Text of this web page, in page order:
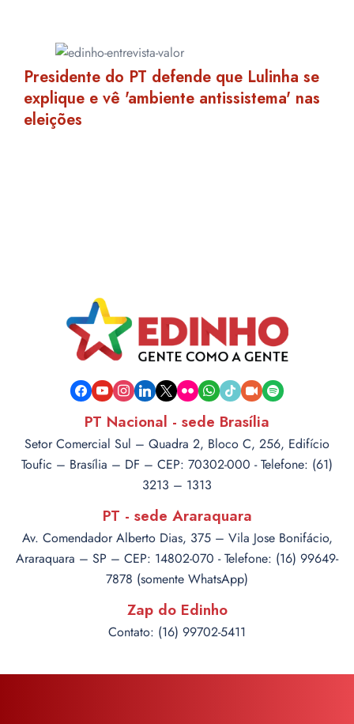
Presidente do PT defende que Lulinha se
explique e vê 'ambiente antissistema' nas
eleições
facebook
youtubeinstagram
linkedin
x flickrwhatsapp
tiktokvideo-spotify
PT Nacional - sede Brasília
Setor Comercial Sul – Quadra 2, Bloco C, 256, Edifício
Toufic – Brasília – DF – CEP: 70302-000 - Telefone: (61)
3213 – 1313
PT - sede Araraquara
Av. Comendador Alberto Dias, 375 – Vila Jose Bonifácio,
Araraquara – SP – CEP: 14802-070 - Telefone: (16) 99649-
7878 (somente WhatsApp)
Zap do Edinho
Contato: (16) 99702-5411